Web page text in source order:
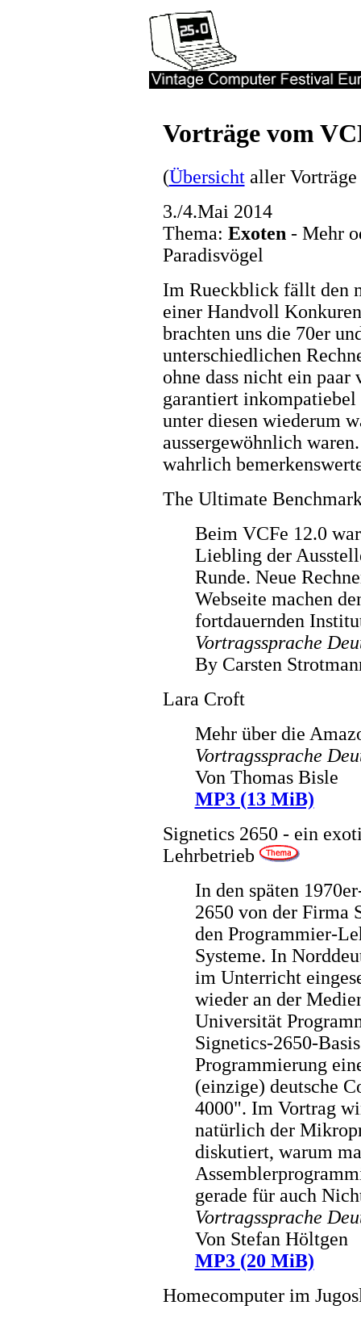
Vorträge vom
(Übersichtaller Vorträge
3./4.Mai 2014
Thema: Exoten - Mehr
Paradisvögel
Im Rueckblick fällt den
einer Handvoll
brachten uns die 70er
unterschiedlichen
ohne dass nicht ein
garantiert
unter diesen wiederum
aussergewöhnlich
wahrlich
The Ultimate
Beim VCFe 12.0
Liebling der
Runde. Neue
Webseite machen
fortdauernden
Vortragssprache
By Carsten
Lara Croft
Mehr über die
Vortragssprache
Von Thomas Bisle
MP3 (13 MiB)
Signetics 2650 - ein
Lehrbetrieb
In den späten
2650 von der Firma
den Programmier-
Systeme. In
im Unterricht
wieder an der
Universität
Signetics-2650-
Programmierung
(einzige) deutsche
4000". Im Vortrag
natürlich der
diskutiert, warum
gerade für auch
Vortragssprache
Von Stefan Höltgen
MP3 (20 MiB)
Homecomputer im